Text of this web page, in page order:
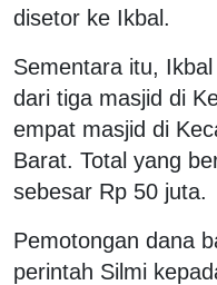
disetor ke Ikbal.
Sementara itu,
dari tiga masjid di
empat masjid di
Barat. Total yang
sebesar Rp 50 juta.
Pemotongan dana
perintah Silmi